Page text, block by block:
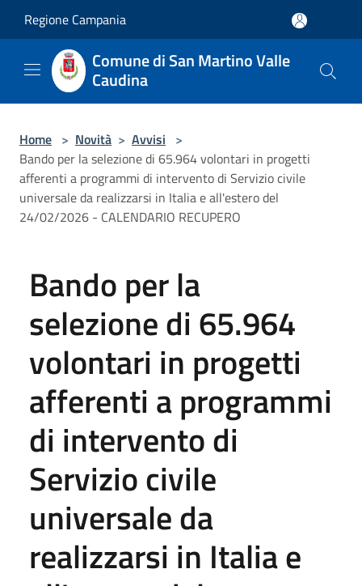
Regione Campania
Comune di San Martino Valle
Caudina
Home > Novità > Avvisi >
Bando per la selezione di 65.964 volontari in progetti
afferenti a programmi di intervento di Servizio civile
universale da realizzarsi in Italia e all'estero del
24/02/2026 - CALENDARIO RECUPERO
Bando per la
selezione di 65.964
volontari in progetti
afferenti a programmi
di intervento di
Servizio civile
universale da
realizzarsi in Italia e